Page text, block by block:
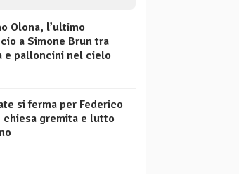
Olona, l’ultimo
a Simone Brun tra
e palloncini nel cielo
si ferma per Federico
chiesa gremita e lutto